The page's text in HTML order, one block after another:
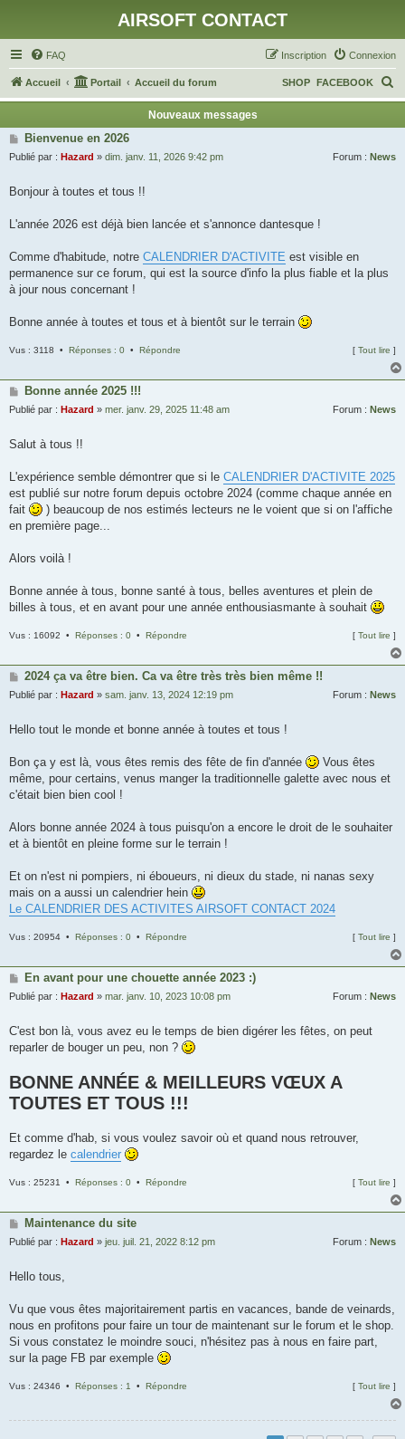
AIRSOFT CONTACT
FAQ Connexion
Inscription
Accueil Portail Accueil du forum
e
FACEBOOK
SHOP
Nouveaux messages
Bienvenue en 2026
Publié par : Hazard » dim. janv. 11, 2026 9:42 pm Forum : News
Bonjour à toutes et tous !!
L'année 2026 est déjà bien lancée et s'annonce dantesque !
Comme d'habitude, notre CALENDRIER D'ACTIVITE est visible en
permanence sur ce forum, qui est la source d'info la plus fiable et la plus
à jour nous concernant !
Bonne année à toutes et tous et à bientôt sur le terrain
Vus : 3118 • Réponses : 0 • Répondre [ Tout lire ]
Bonne année 2025 !!!
Publié par : Hazard » mer. janv. 29, 2025 11:48 am Forum : News
Salut à tous !!
L'expérience semble démontrer que si le CALENDRIER D'ACTIVITE 2025
est publié sur notre forum depuis octobre 2024 (comme chaque année en
fait
) beaucoup de nos estimés lecteurs ne le voient que si on l'affiche
en première page...
Alors voilà !
Bonne année à tous, bonne santé à tous, belles aventures et plein de
billes à tous, et en avant pour une année enthousiasmante à souhait
Vus : 16092 • Réponses : 0 • Répondre [ Tout lire ]
2024 ça va être bien. Ca va être très très bien même !!
Publié par : Hazard » sam. janv. 13, 2024 12:19 pm Forum : News
Hello tout le monde et bonne année à toutes et tous !
Bon ça y est là, vous êtes remis des fête de fin d'année
Vous êtes
même, pour certains, venus manger la traditionnelle galette avec nous et
c'était bien bien cool !
Alors bonne année 2024 à tous puisqu'on a encore le droit de le souhaiter
et à bientôt en pleine forme sur le terrain !
Et on n'est ni pompiers, ni éboueurs, ni dieux du stade, ni nanas sexy
mais on a aussi un calendrier hein
Le CALENDRIER DES ACTIVITES AIRSOFT CONTACT 2024
Vus : 20954 • Réponses : 0 • Répondre [ Tout lire ]
En avant pour une chouette année 2023 :)
Publié par : Hazard » mar. janv. 10, 2023 10:08 pm Forum : News
C'est bon là, vous avez eu le temps de bien digérer les fêtes, on peut
reparler de bouger un peu, non ?
BONNE ANNÉE & MEILLEURS VŒUX A
TOUTES ET TOUS !!!
Et comme d'hab, si vous voulez savoir où et quand nous retrouver,
regardez le calendrier
Vus : 25231 • Réponses : 0 • Répondre [ Tout lire ]
Maintenance du site
Publié par : Hazard » jeu. juil. 21, 2022 8:12 pm Forum : News
Hello tous,
Vu que vous êtes majoritairement partis en vacances, bande de veinards,
nous en profitons pour faire un tour de maintenant sur le forum et le shop.
Si vous constatez le moindre souci, n'hésitez pas à nous en faire part,
sur la page FB par exemple
Vus : 24346 • Réponses : 1 • Répondre [ Tout lire ]